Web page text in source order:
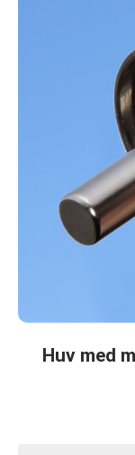
Huv med